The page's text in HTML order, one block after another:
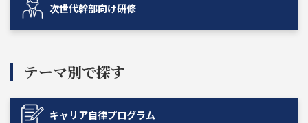
次世代幹部向け研修
テーマ別で探す
キャリア自律プログラム